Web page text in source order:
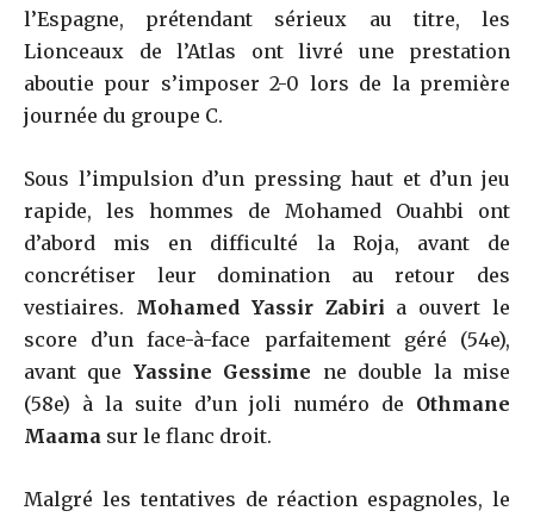
l’Espagne, prétendant sérieux au titre, les
Lionceaux de l’Atlas ont livré une prestation
aboutie pour s’imposer 2-0 lors de la première
journée du groupe C.
Sous l’impulsion d’un pressing haut et d’un jeu
rapide, les hommes de Mohamed Ouahbi ont
d’abord mis en difficulté la Roja, avant de
concrétiser leur domination au retour des
vestiaires.
Mohamed Yassir Zabiri a ouvert le
score d’un face-à-face parfaitement géré (54e),
avant que Yassine Gessime ne double la mise
(58e) à la suite d’un joli numéro de Othmane
Maama sur le flanc droit.
Malgré les tentatives de réaction espagnoles, le